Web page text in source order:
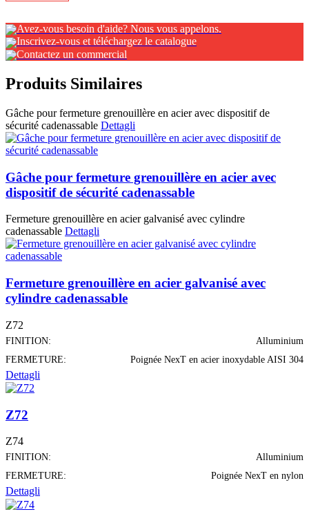
Avez-vous besoin d'aide? Nous vous appelons.
Inscrivez-vous et téléchargez le catalogue
Contactez un commercial
Produits Similaires
Gâche pour fermeture grenouillère en acier avec dispositif de
sécurité cadenassable Dettagli
Gâche pour fermeture grenouillère en acier avec
dispositif de sécurité cadenassable
Fermeture grenouillère en acier galvanisé avec cylindre
cadenassable Dettagli
Fermeture grenouillère en acier galvanisé avec
cylindre cadenassable
Z72
FINITION:
Alluminium
FERMETURE:
Poignée NexT en acier inoxydable AISI 304
Dettagli
Z72
Z74
FINITION:
Alluminium
FERMETURE:
Poignée NexT en nylon
Dettagli